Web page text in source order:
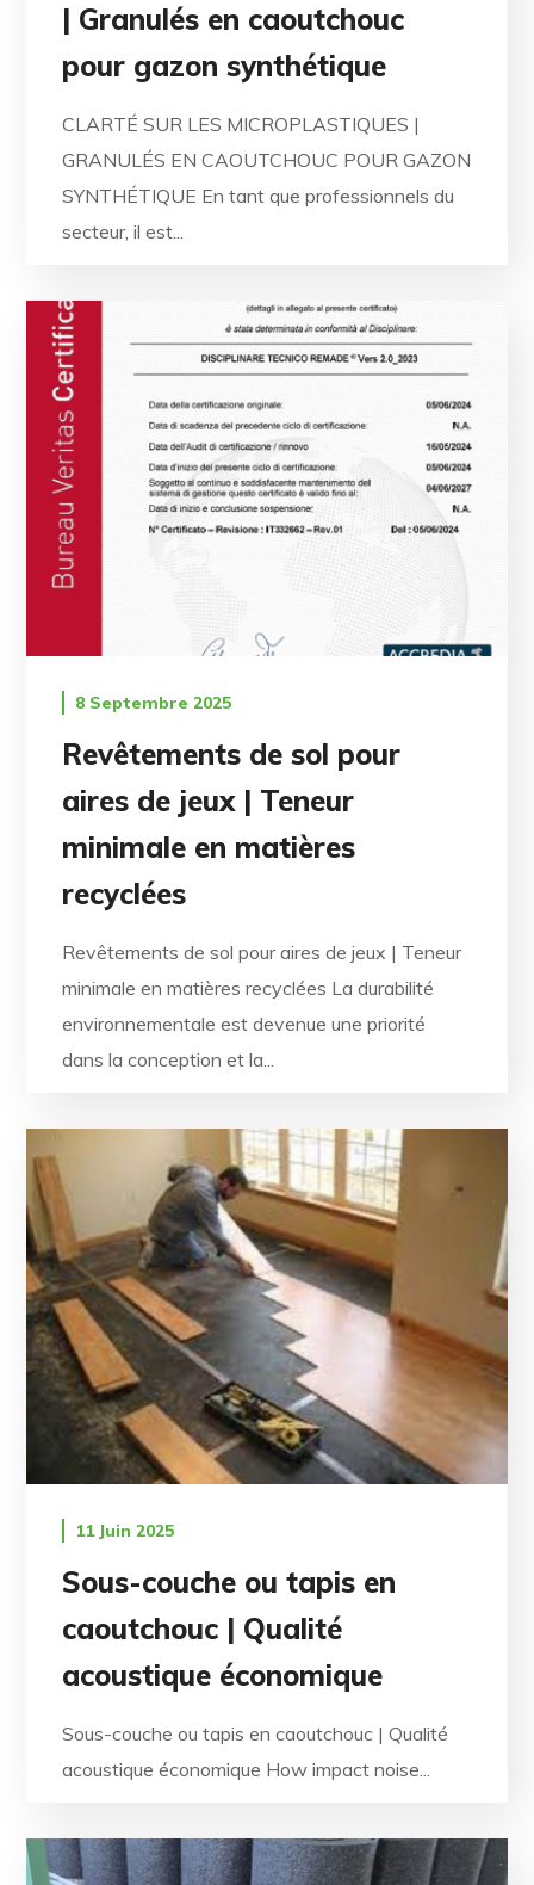
| Granulés en caoutchouc
pour gazon synthétique
CLARTÉ SUR LES MICROPLASTIQUES |
GRANULÉS EN CAOUTCHOUC POUR GAZON
SYNTHÉTIQUE En tant que professionnels du
secteur, il est...
8 Septembre 2025
Revêtements de sol pour
aires de jeux | Teneur
minimale en matières
recyclées
Revêtements de sol pour aires de jeux | Teneur
minimale en matières recyclées La durabilité
environnementale est devenue une priorité
dans la conception et la...
11 Juin 2025
Sous-couche ou tapis en
caoutchouc | Qualité
acoustique économique
Sous-couche ou tapis en caoutchouc | Qualité
acoustique économique How impact noise...